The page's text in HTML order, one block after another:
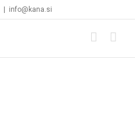
info@kana.si